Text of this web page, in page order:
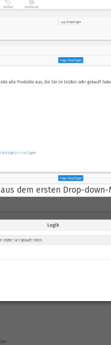
aus dem ersten Drop-down-